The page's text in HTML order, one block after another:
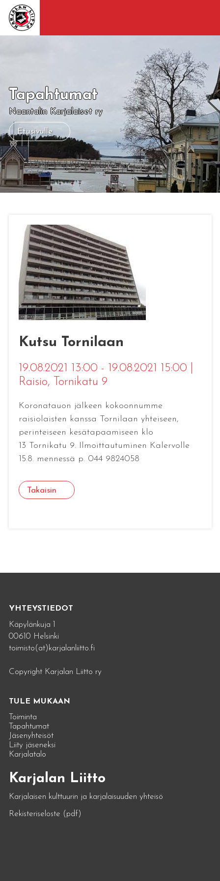
Tapahtumat
Naantalin Karjalaiset ry
Etusivulle
Kutsu Tornilaan
19.08.2021 13:00 - 19.08.2021 15:00
Raisio, Tornikatu 9
Koronatauon jälkeen kokoonnumme
raisiolaisten kanssa Tornilaan yhteiseen,
perinteiseen kesätapaamiseen klo
13 Tornikatu 9. Ilmoittautuminen Kalervolle
15.8. mennessä p. 044 9824058
Takaisin
YHTEYSTIEDOT
Käpylänkuja 1
00610 Helsinki
toimisto(at)karjalanliitto.fi
Copyright Karjalan Liitto ry
TULE MUKAAN
Toiminta
Tapahtumat
Jäsenyhteisöt
Liity jäseneksi
Karjalatalo
Karjalan Liitto
Karjalaisen kulttuurin ja karjalaisuuden yhteisö
Rekisteriseloste (pdf)